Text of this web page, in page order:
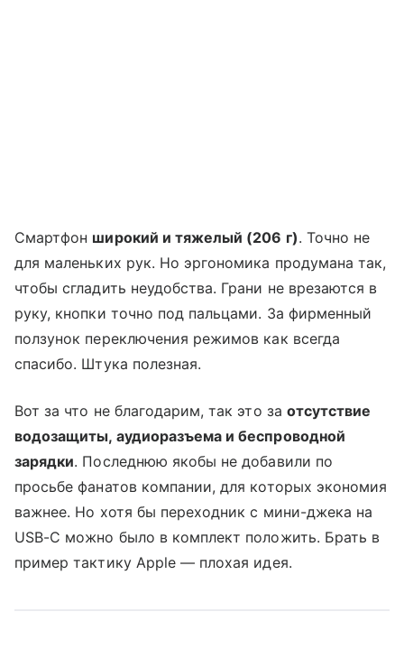
Смартфон широкий и тяжелый (206 г). Точно не
для маленьких рук. Но эргономика продумана так,
чтобы сгладить неудобства. Грани не врезаются в
руку, кнопки точно под пальцами. За фирменный
ползунок переключения режимов как всегда
спасибо. Штука полезная.
Вот за что не благодарим, так это за отсутствие
водозащиты, аудиоразъема и беспроводной
зарядки. Последнюю якобы не добавили по
просьбе фанатов компании, для которых экономия
важнее. Но хотя бы переходник с мини-джека на
USB-C можно было в комплект положить. Брать в
пример тактику Apple — плохая идея.